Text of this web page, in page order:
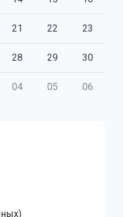
21 22 23
28 29 30
04 05 06